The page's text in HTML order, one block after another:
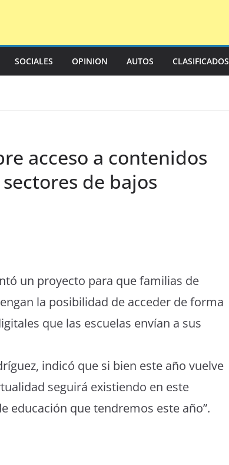
SOCIALES OPINION AUTOS CLASIFICADOS
acceso a contenidos
de bajos
un proyecto para que familias de
la posibilidad de acceder de forma
que las escuelas envían a sus
indicó que si bien este año vuelve
seguirá existiendo en este
educación que tendremos este año”.